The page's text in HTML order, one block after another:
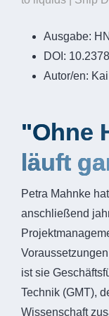
Ausgabe:
DOI:
Autor/en:
"Ohne
läuft
Petra Mahnke
anschließend
ist sie
Technik (GMT),
Wissenschaft